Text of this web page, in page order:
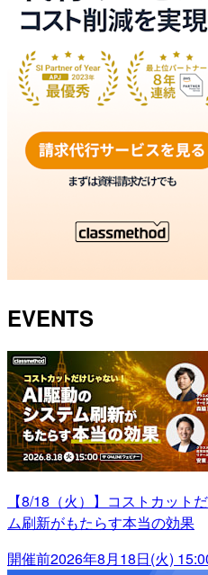
EVENTS
【8/18（火）】コストカット
ム刷新がもたらす本当の効果
開催前2026年8月18日(火)